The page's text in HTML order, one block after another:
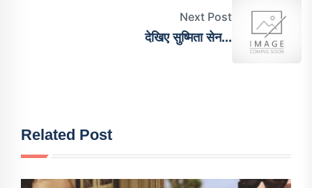
Next Post
देख‍िए सुष्मिता सेन...
Related Post